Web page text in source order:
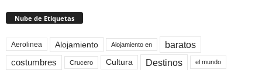
Nube de Etiquetas
Aerolinea Alojamiento Alojamiento en baratos
costumbres Crucero Cultura Destinos el mundo